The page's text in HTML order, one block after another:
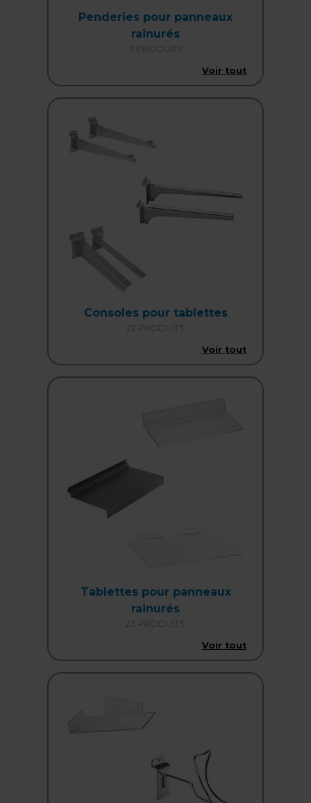
Penderies pour panneaux
rainurés
11 PRODUITS
Voir tout
Consoles pour tablettes
22 PRODUITS
Voir tout
Tablettes pour panneaux
rainurés
23 PRODUITS
Voir tout